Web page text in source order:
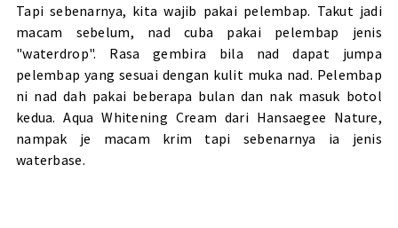
Tapi sebenarnya, kita wajib pakai pelembap. Takut jadi
macam sebelum, nad cuba pakai pelembap jenis
"waterdrop". Rasa gembira bila nad dapat jumpa
pelembap yang sesuai dengan kulit muka nad. Pelembap
ni nad dah pakai beberapa bulan dan nak masuk botol
kedua. Aqua Whitening Cream dari Hansaegee Nature,
nampak je macam krim tapi sebenarnya ia jenis
waterbase.